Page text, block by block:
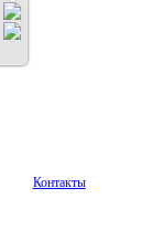
Контакты